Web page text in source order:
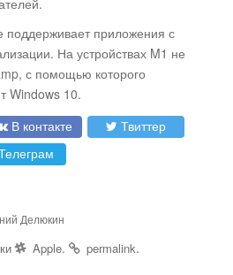
поддерживает приложения с
На устройствах M1 не
с помощью которого
Windows 10.
В контакте
Твиттер
Делюкин
Apple. permalink.